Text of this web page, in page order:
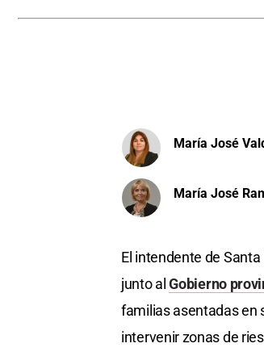
María José
María José
El intendente de Santa
junto alGobierno
familias asentadas en
intervenir zonas de